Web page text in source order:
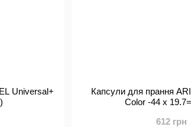
Universal+
Капсули для прання
Color -44 x
612 грн